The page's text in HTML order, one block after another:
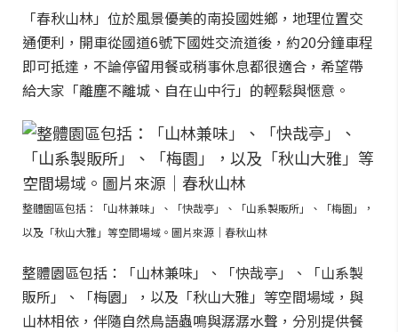
「春秋山林」位於風景優美的南投國姓鄉，地理位置交
通便利，開車從國道6號下國姓交流道後，約20分鐘車程
即可抵達，不論停留用餐或稍事休息都很適合，希望帶
給大家「離塵不離城、自在山中行」的輕鬆與愜意。
整體園區包括：「山林兼味」、「快哉亭」、「山系製販所」、「梅園」，
以及「秋山大雅」等空間場域。圖片來源｜春秋山林
整體園區包括：「山林兼味」、「快哉亭」、「山系製
販所」、「梅園」，以及「秋山大雅」等空間場域，與
山林相依，伴隨自然鳥語蟲鳴與潺潺水聲，分別提供餐